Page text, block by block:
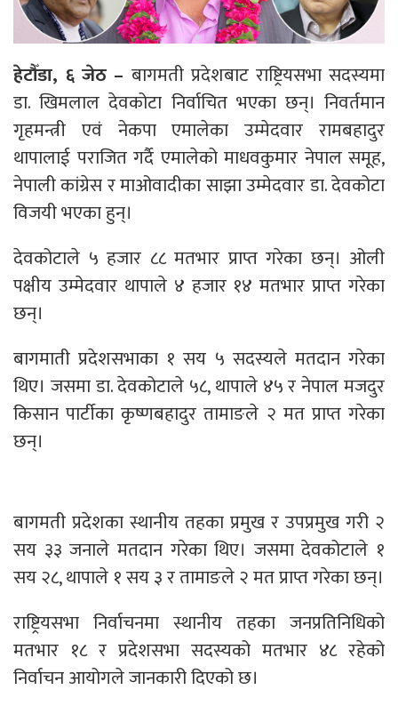
हेटौँडा, ६ जेठ – बागमती प्रदेशबाट राष्ट्रियसभा सदस्यमा
डा. खिमलाल देवकोटा निर्वाचित भएका छन्। निवर्तमान
गृहमन्त्री एवं नेकपा एमालेका उम्मेदवार रामबहादुर
थापालाई पराजित गर्दै एमालेको माधवकुमार नेपाल समूह,
नेपाली कांग्रेस र माओवादीका साझा उम्मेदवार डा. देवकोटा
विजयी भएका हुन्।
देवकोटाले ५ हजार ८८ मतभार प्राप्त गरेका छन्। ओली
पक्षीय उम्मेदवार थापाले ४ हजार १४ मतभार प्राप्त गरेका
छन्।
बागमाती प्रदेशसभाका १ सय ५ सदस्यले मतदान गरेका
थिए। जसमा डा. देवकोटाले ५८, थापाले ४५ र नेपाल मजदुर
किसान पार्टीका कृष्णबहादुर तामाङले २ मत प्राप्त गरेका
छन्।
बागमती प्रदेशका स्थानीय तहका प्रमुख र उपप्रमुख गरी २
सय ३३ जनाले मतदान गरेका थिए। जसमा देवकोटाले १
सय २८, थापाले १ सय ३ र तामाङले २ मत प्राप्त गरेका छन्।
राष्ट्रियसभा निर्वाचनमा स्थानीय तहका जनप्रतिनिधिको
मतभार १८ र प्रदेशसभा सदस्यको मतभार ४८ रहेको
निर्वाचन आयोगले जानकारी दिएको छ।